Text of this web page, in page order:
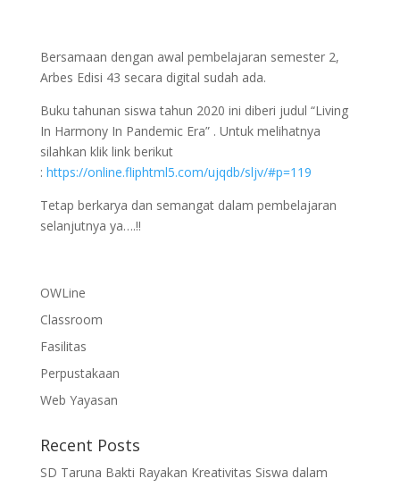
Bersamaan dengan awal pembelajaran semester 2,
Arbes Edisi 43 secara digital sudah ada.
Buku tahunan siswa tahun 2020 ini diberi judul “Living
In Harmony In Pandemic Era” . Untuk melihatnya
silahkan klik link berikut
: https://online.fliphtml5.com/ujqdb/sljv/#p=119
Tetap berkarya dan semangat dalam pembelajaran
selanjutnya ya….!!
OWLine
Classroom
Fasilitas
Perpustakaan
Web Yayasan
Recent Posts
SD Taruna Bakti Rayakan Kreativitas Siswa dalam